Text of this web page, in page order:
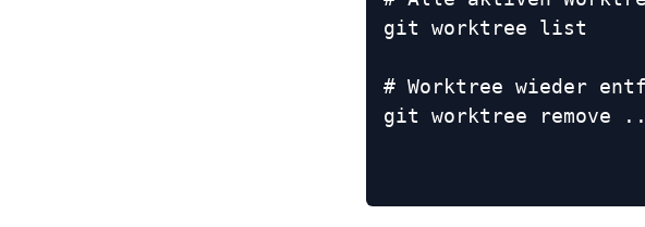
git worktree list
# Worktree wieder
git worktree remove